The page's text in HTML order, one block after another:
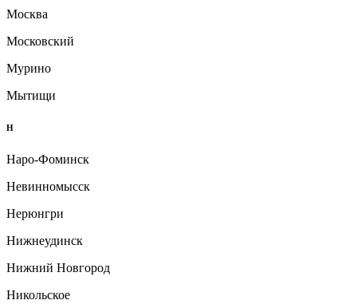
Москва
Московский
Мурино
Мытищи
Н
Наро-Фоминск
Невинномысск
Нерюнгри
Нижнеудинск
Нижний Новгород
Никольское